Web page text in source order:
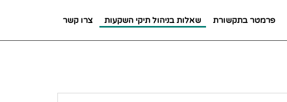
פרמטר בתקשורת שאלות בניהול תיקי השקעות צרו קשר